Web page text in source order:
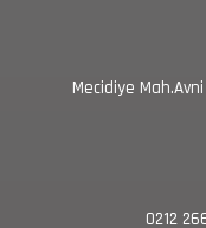
Mecidiye
0212